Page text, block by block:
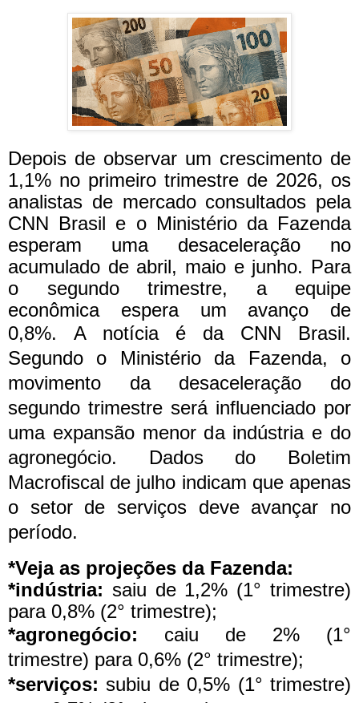
Depois de observar um crescimento de
1,1% no primeiro trimestre de 2026, os
analistas de mercado consultados pela
CNN Brasil e o Ministério da Fazenda
esperam uma desaceleração no
acumulado de abril, maio e junho. Para
o segundo trimestre, a equipe
econômica espera um avanço de
0,8%. A notícia é da CNN Brasil.
Segundo o Ministério da Fazenda, o
movimento da desaceleração do
segundo trimestre será influenciado por
uma expansão menor da indústria e do
agronegócio. Dados do Boletim
Macrofiscal de julho indicam que apenas
o setor de serviços deve avançar no
período.
*Veja as projeções da Fazenda:
*indústria: saiu de 1,2% (1° trimestre)
para 0,8% (2° trimestre);
*agronegócio: caiu de 2% (1°
trimestre) para 0,6% (2° trimestre);
*serviços: subiu de 0,5% (1° trimestre)